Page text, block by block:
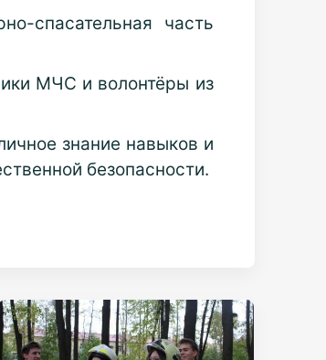
спасательная часть
МЧС и волонтёры из
знание навыков и
безопасности.